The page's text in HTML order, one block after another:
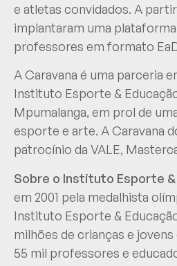
e atletas convidados. A
implantaram uma
professores em formato
A Caravana é uma parceria
Instituto Esporte &
Mpumalanga, em prol de
esporte e arte. A Caravana
patrocínio da VALE,
Sobre o Instituto Esporte &
em 2001 pela medalhista
Instituto Esporte &
milhões de crianças e
55 mil professores e